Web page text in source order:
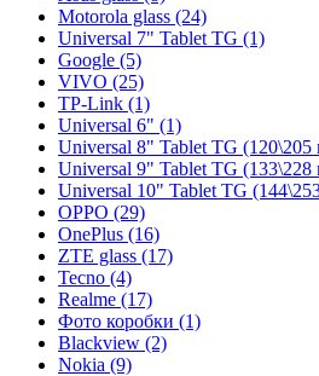
Motorola glass (24)
Universal 7" Tablet TG (1)
Google (5)
VIVO (25)
TP-Link (1)
Universal 6" (1)
Universal 8" Tablet TG
Universal 9" Tablet TG
Universal 10" Tablet TG
OPPO (29)
OnePlus (16)
ZTE glass (17)
Tecno (4)
Realme (17)
Фото коробки (1)
Blackview (2)
Nokia (9)